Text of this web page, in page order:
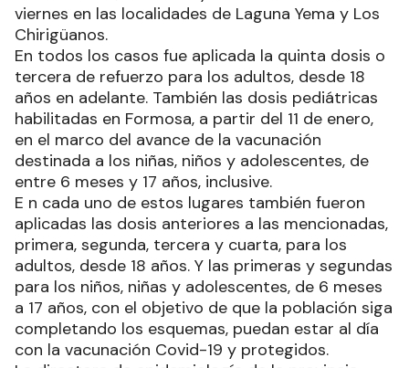
viernes en las localidades de Laguna Yema y Los
Chirigüanos.
En todos los casos fue aplicada la quinta dosis o
tercera de refuerzo para los adultos, desde 18
años en adelante. También las dosis pediátricas
habilitadas en Formosa, a partir del 11 de enero,
en el marco del avance de la vacunación
destinada a los niñas, niños y adolescentes, de
entre 6 meses y 17 años, inclusive.
E n cada uno de estos lugares también fueron
aplicadas las dosis anteriores a las mencionadas,
primera, segunda, tercera y cuarta, para los
adultos, desde 18 años. Y las primeras y segundas
para los niños, niñas y adolescentes, de 6 meses
a 17 años, con el objetivo de que la población siga
completando los esquemas, puedan estar al día
con la vacunación Covid-19 y protegidos.